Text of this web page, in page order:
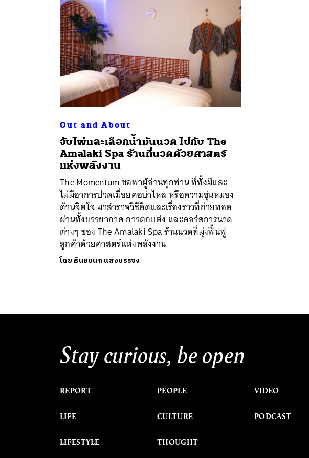
Out and About
จับไพ่และเลือกน้ำมันนวด ไปกับ The
Amalaki Spa ร้านที่นวดด้วยศาสตร์
แห่งพลังงาน
The Momentum ขอพาผู้อ่านทุกท่าน ที่ทั้งมีและ
ไม่มีอาการปวดเมื่อยคอบ่าไหล หรือความขุ่นหมอง
ด้านจิตใจ มาสำรวจวิธีคิดและเรื่องราวที่ถ่ายทอด
ผ่านทั้งบรรยากาศ การตกแต่ง และคอร์สการนวด
ต่างๆ ของ The Amalaki Spa ร้านนวดที่มุ่งฟื้นฟู
ลูกค้าด้วยศาสตร์แห่งพลังงาน
โดย ธันยชนก แสงบรรจง
Stay curious, be open
REPORT
LIFE
LIFESTYLE
PEOPLE
CULTURE
THOUGHT
VIDEO
PODCAST